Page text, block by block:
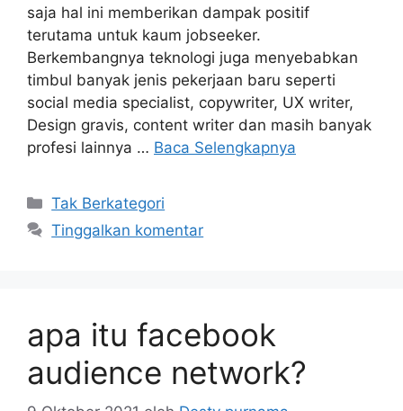
saja hal ini memberikan dampak positif
terutama untuk kaum jobseeker.
Berkembangnya teknologi juga menyebabkan
timbul banyak jenis pekerjaan baru seperti
social media specialist, copywriter, UX writer,
Design gravis, content writer dan masih banyak
profesi lainnya … Baca Selengkapnya
Kategori
Tak Berkategori
Tinggalkan komentar
apa itu facebook
audience network?